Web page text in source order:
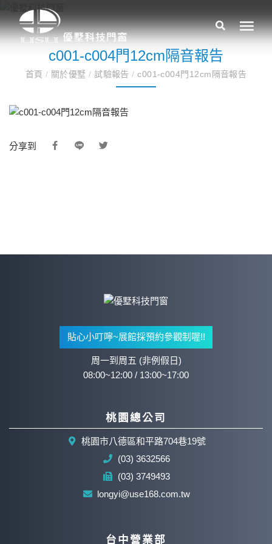
c001-c004門12cm隔音報告
首頁/ 關於優墅/ 試驗報告/ c001-c004門12cm隔音報告
分享到
貼心小叮嚀~展館採預約參觀制喔!!
周一到周五 (非例假日)
08:00~12:00 / 13:00~17:00
桃園總公司
桃園市八德區和平路704巷19號
(03) 3632566
(03) 3749493
longyi@use168.com.tw
台中營業部